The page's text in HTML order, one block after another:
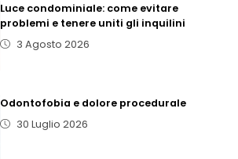
Luce condominiale: come evitare
problemi e tenere uniti gli inquilini
3 Agosto 2026
Odontofobia e dolore procedurale
30 Luglio 2026